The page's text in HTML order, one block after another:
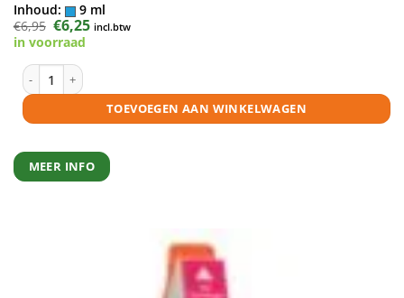
Inhoud:
9 ml
€6,95 Oorspronkelijke
prijs
was:
€6,25Huidige
prijs
incl.btw
in voorraad
Epson 24XL (T2432) inktcartridge cyaan huismerk aantal
TOEVOEGEN AAN WINKELWAGEN
MEER INFO